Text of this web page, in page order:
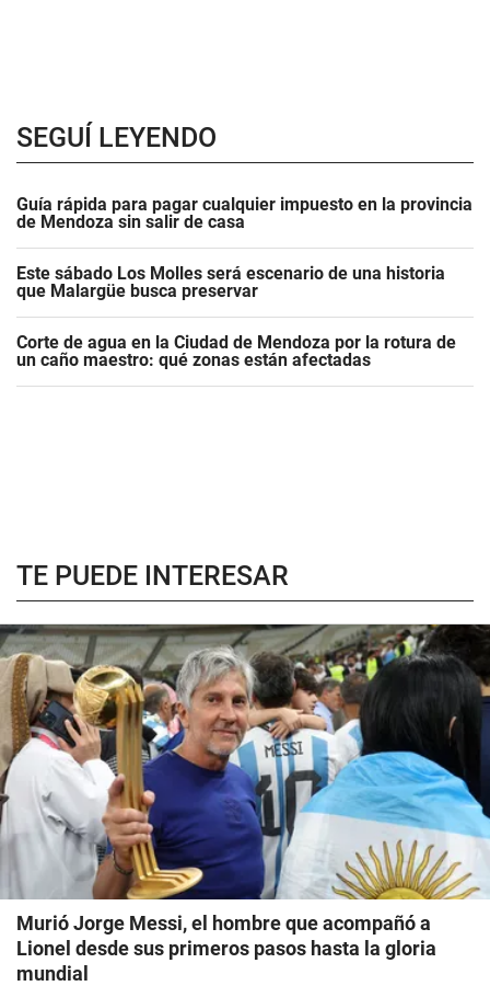
SEGUÍ LEYENDO
Guía rápida para pagar cualquier impuesto en la provincia
de Mendoza sin salir de casa
Este sábado Los Molles será escenario de una historia
que Malargüe busca preservar
Corte de agua en la Ciudad de Mendoza por la rotura de
un caño maestro: qué zonas están afectadas
TE PUEDE INTERESAR
Murió Jorge Messi, el hombre que acompañó a
Lionel desde sus primeros pasos hasta la gloria
mundial